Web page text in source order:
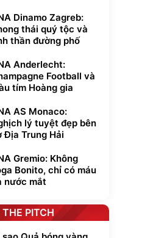
Dinamo Zagreb:
thái quý tộc và
thần đường phố
Anderlecht:
Football và
tím Hoàng gia
AS Monaco:
lý tuyệt đẹp bên
Địa Trung Hải
Gremio: Không
Bonito, chỉ có máu
nước mắt
THE PITCH